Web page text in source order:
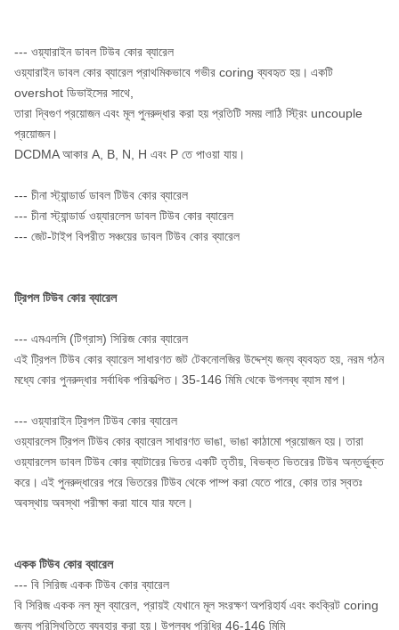
--- ওয়্যারাইন ডাবল টিউব কোর ব্যারেল
ওয়্যারাইন ডাবল কোর ব্যারেল প্রাথমিকভাবে গভীর coring ব্যবহৃত হয়। একটি
overshot ডিভাইসের সাথে,
তারা দ্বিগুণ প্রয়োজন এবং মূল পুনরুদ্ধার করা হয় প্রতিটি সময় লাঠি স্ট্রিং uncouple
প্রয়োজন।
DCDMA আকার A, B, N, H এবং P তে পাওয়া যায়।
--- চীনা স্ট্যান্ডার্ড ডাবল টিউব কোর ব্যারেল
--- চীনা স্ট্যান্ডার্ড ওয়্যারলেস ডাবল টিউব কোর ব্যারেল
--- জেট-টাইপ বিপরীত সঞ্চয়ের ডাবল টিউব কোর ব্যারেল
ট্রিপল টিউব কোর ব্যারেল
--- এমএলসি (টিগ্রাস) সিরিজ কোর ব্যারেল
এই ট্রিপল টিউব কোর ব্যারেল সাধারণত জট টেকনোলজির উদ্দেশ্য জন্য ব্যবহৃত হয়, নরম গঠন
মধ্যে কোর পুনরুদ্ধার সর্বাধিক পরিকল্পিত। 35-146 মিমি থেকে উপলব্ধ ব্যাস মাপ।
--- ওয়্যারাইন ট্রিপল টিউব কোর ব্যারেল
ওয়্যারলেস ট্রিপল টিউব কোর ব্যারেল সাধারণত ভাঙা, ভাঙা কাঠামো প্রয়োজন হয়। তারা
ওয়্যারলেস ডাবল টিউব কোর ব্যাটারের ভিতর একটি তৃতীয়, বিভক্ত ভিতরের টিউব অন্তর্ভুক্ত
করে। এই পুনরুদ্ধারের পরে ভিতরের টিউব থেকে পাম্প করা যেতে পারে, কোর তার স্বতঃ
অবস্থায় অবস্থা পরীক্ষা করা যাবে যার ফলে।
একক টিউব কোর ব্যারেল
--- বি সিরিজ একক টিউব কোর ব্যারেল
বি সিরিজ একক নল মূল ব্যারেল, প্রায়ই যেখানে মূল সংরক্ষণ অপরিহার্য এবং কংক্রিট coring
জন্য পরিস্থিতিতে ব্যবহার করা হয়। উপলব্ধ পরিধির 46-146 মিমি